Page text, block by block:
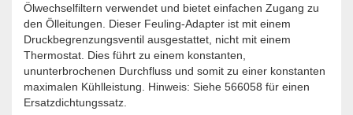
Ölwechselfiltern verwendet und bietet einfachen Zugang zu
den Ölleitungen. Dieser Feuling-Adapter ist mit einem
Druckbegrenzungsventil ausgestattet, nicht mit einem
Thermostat. Dies führt zu einem konstanten,
ununterbrochenen Durchfluss und somit zu einer konstanten
maximalen Kühlleistung. Hinweis: Siehe 566058 für einen
Ersatzdichtungssatz.